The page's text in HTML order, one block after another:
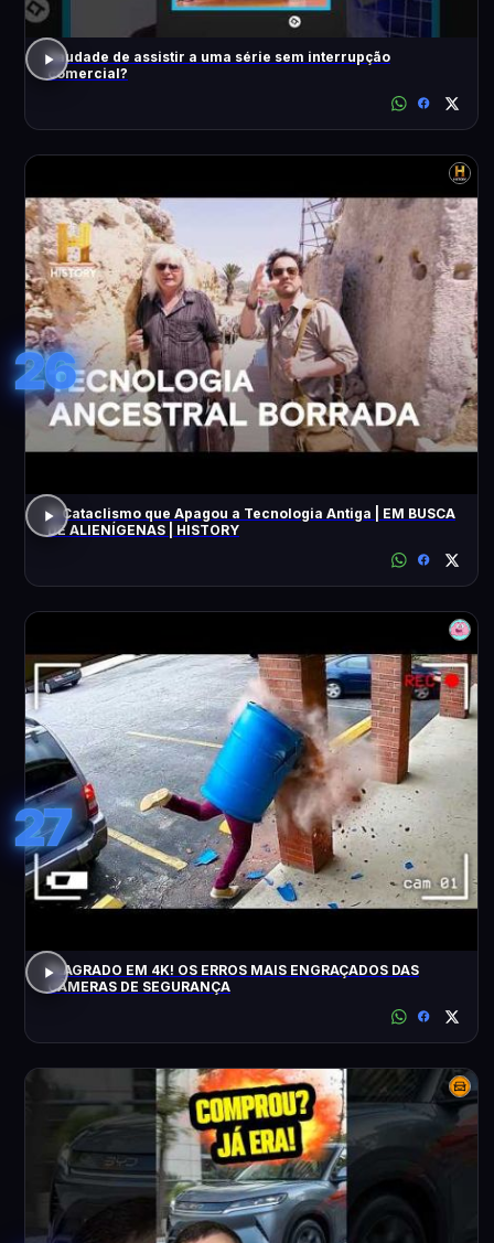
Saudade de assistir a uma série sem interrupção
comercial?
26
O Cataclismo que Apagou a Tecnologia Antiga | EM BUSCA
DE ALIENÍGENAS | HISTORY
27
FLAGRADO EM 4K! OS ERROS MAIS ENGRAÇADOS DAS
CÂMERAS DE SEGURANÇA